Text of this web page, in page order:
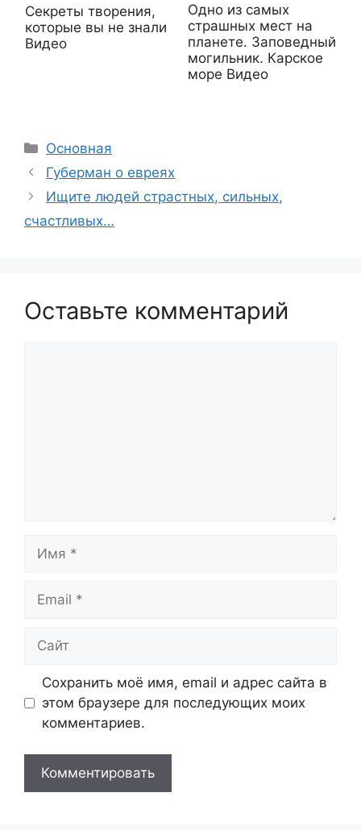
Секреты творения,
которые вы не знали
Видео
Одно из самых
страшных мест на
планете. Заповедный
могильник. Карское
море Видео
Рубрики
Основная
Губерман о евреях
Ищите людей страстных, сильных,
счастливых…
Оставьте комментарий
Имя
Email
Сайт
Сохранить моё имя, email и адрес сайта в
этом браузере для последующих моих
комментариев.